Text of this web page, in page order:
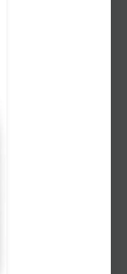
Koxuk se vê
a
ele conhece
sábio